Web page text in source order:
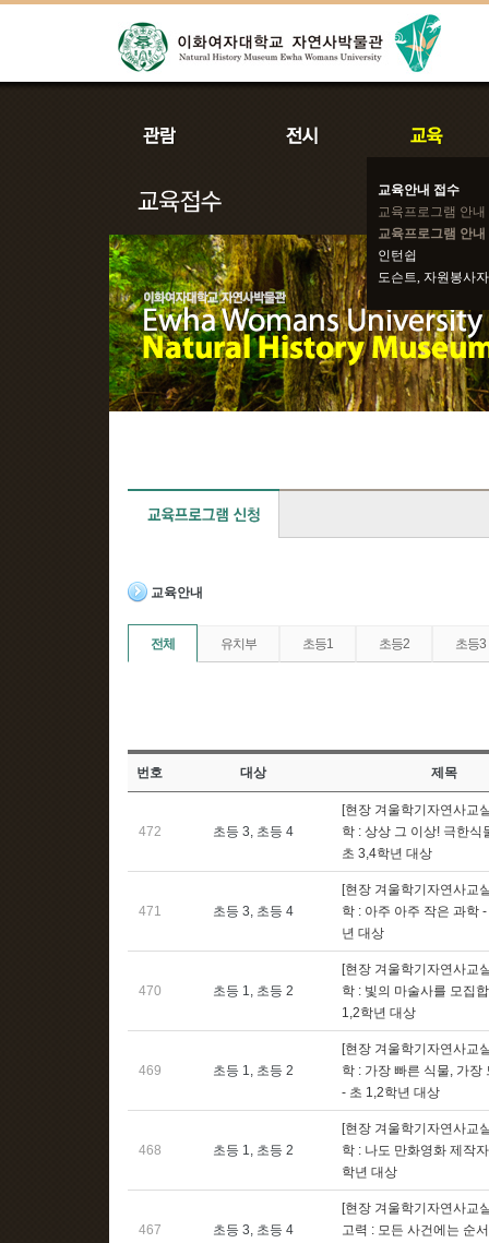
교육안내 접수
교육프로그램 안내
교육프로그램 안내
인턴쉽
도슨트, 자원봉사자
교육안내
전체 유치부 초등1 초등2 초등3
번호 대상 제목
472 초등 3, 초등 4
[현장 겨울학기자연사교
학 : 상상 그 이상! 극한식
초 3,4학년 대상
471 초등 3, 초등 4
[현장 겨울학기자연사교
학 : 아주 아주 작은 과학
년 대상
470 초등 1, 초등 2
[현장 겨울학기자연사교
학 : 빛의 마술사를 모집
1,2학년 대상
469 초등 1, 초등 2
[현장 겨울학기자연사교
학 : 가장 빠른 식물, 가장
- 초 1,2학년 대상
468 초등 1, 초등 2
[현장 겨울학기자연사교
학 : 나도 만화영화 제작
학년 대상
467 초등 3, 초등 4
[현장 겨울학기자연사교
고력 : 모든 사건에는 순